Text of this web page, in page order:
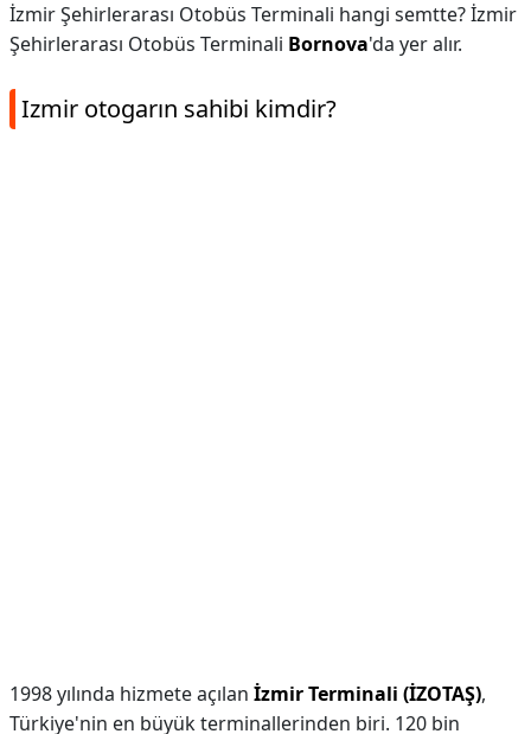
İzmir Şehirlerarası Otobüs Terminali hangi semtte? İzmir
Şehirlerarası Otobüs Terminali Bornova'da yer alır.
Izmir otogarın sahibi kimdir?
1998 yılında hizmete açılan İzmir Terminali (İZOTAŞ),
Türkiye'nin en büyük terminallerinden biri. 120 bin